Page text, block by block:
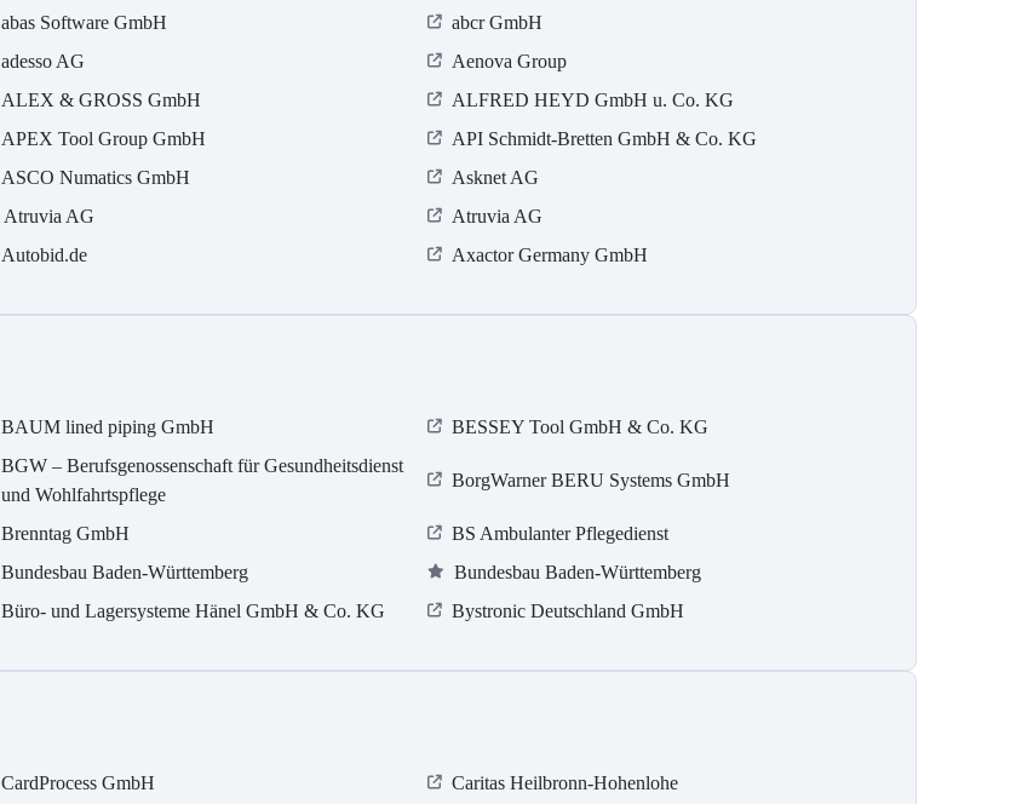
abas Software GmbH
abcr GmbH
adesso AG
Aenova Group
ALEX & GROSS GmbH
ALFRED HEYD GmbH u. Co. KG
APEX Tool Group GmbH
API Schmidt-Bretten GmbH & Co. KG
ASCO Numatics GmbH
Asknet AG
Atruvia AG
Atruvia AG
Autobid.de Axactor Germany GmbH
BAUM lined piping GmbH BESSEY Tool GmbH & Co. KG
BGW – Berufsgenossenschaft für Gesundheitsdienst
und Wohlfahrtspflege
BorgWarner BERU Systems GmbH
Brenntag GmbH
BS Ambulanter Pflegedienst
Bundesbau Baden-Württemberg
Bundesbau Baden-Württemberg
Büro- und Lagersysteme Hänel GmbH & Co. KG Bystronic Deutschland GmbH
CardProcess GmbH
Caritas Heilbronn-Hohenlohe